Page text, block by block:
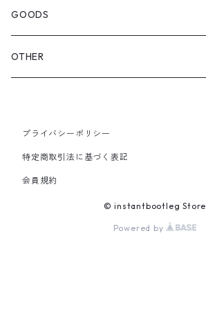
OTHER BAGS
CAP&HAT
GLOVES&SCARF
SHOULDER
SMALL BAG
GOODS
TOY
PINS& PINBACK
SOX
OTHER
プライバシーポリシー
特定商取引法に基づく表記
会員規約
© instantbootleg Store
Powered by